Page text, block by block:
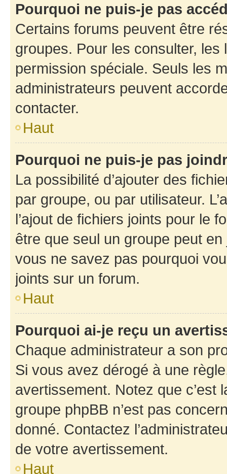
Pourquoi ne puis-je pas
Certains forums peuvent être
groupes. Pour les consulter,
permission spéciale. Seuls les
administrateurs peuvent
contacter.
Haut
Pourquoi ne puis-je pas
La possibilité d’ajouter des
par groupe, ou par utilisateur.
l’ajout de fichiers joints pour le
être que seul un groupe peut
vous ne savez pas pourquoi
joints sur un forum.
Haut
Pourquoi ai-je reçu un
Chaque administrateur a son
Si vous avez dérogé à une
avertissement. Notez que c’est
groupe phpBB n’est pas
donné. Contactez
de votre avertissement.
Haut